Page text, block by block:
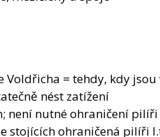
= tehdy, kdy
nést zatížení
není nutné ohraničení
stojících ohraničená pilíři